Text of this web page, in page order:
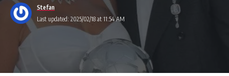
Last updated: 2025/02/18 at 11:54 AM
Stefan